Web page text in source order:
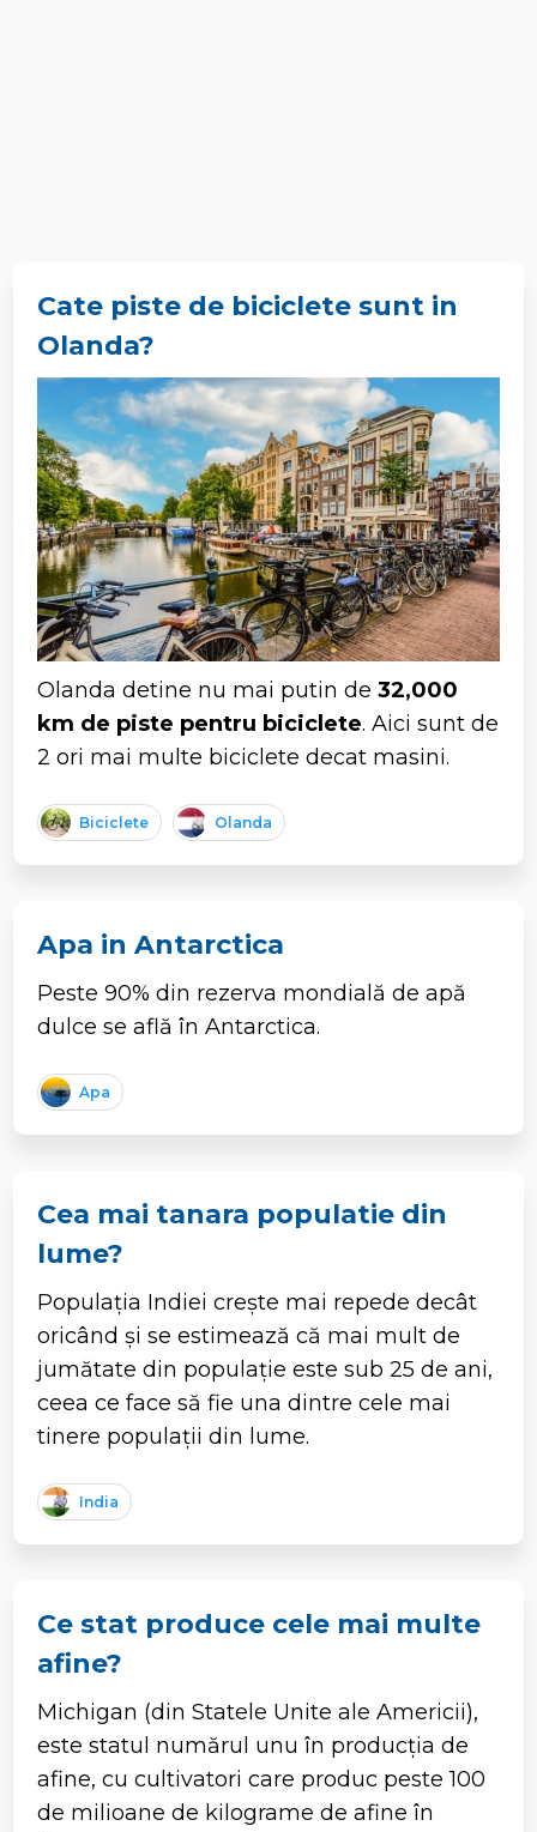
Cate piste de biciclete sunt in
Olanda?
Olanda detine nu mai putin de32,000
km de piste pentru biciclete. Aici sunt de
2 ori mai multe biciclete decat masini.
Biciclete Olanda
Apa in Antarctica
Peste 90% din rezerva mondială de apă
dulce se află în Antarctica.
Apa
Cea mai tanara populatie din
lume?
Populația Indiei crește mai repede decât
oricând și se estimează că mai mult de
jumătate din populație este sub 25 de ani,
ceea ce face să fie una dintre cele mai
tinere populații din lume.
India
Ce stat produce cele mai multe
afine?
Michigan (din Statele Unite ale Americii),
este statul numărul unu în producția de
afine, cu cultivatori care produc peste 100
de milioane de kilograme de afine în